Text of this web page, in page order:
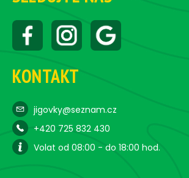
KONTAKT
jigovky@seznam.cz
+420 725 832 430
Volat od 08:00 - do 18:00 hod.